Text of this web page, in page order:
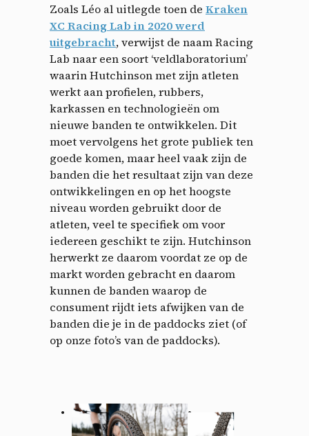
Zoals Léo al uitlegde toen de Kraken
XC Racing Lab in 2020 werd
uitgebracht, verwijst de naam Racing
Lab naar een soort ‘veldlaboratorium’
waarin Hutchinson met zijn atleten
werkt aan profielen, rubbers,
karkassen en technologieën om
nieuwe banden te ontwikkelen. Dit
moet vervolgens het grote publiek ten
goede komen, maar heel vaak zijn de
banden die het resultaat zijn van deze
ontwikkelingen en op het hoogste
niveau worden gebruikt door de
atleten, veel te specifiek om voor
iedereen geschikt te zijn. Hutchinson
herwerkt ze daarom voordat ze op de
markt worden gebracht en daarom
kunnen de banden waarop de
consument rijdt iets afwijken van de
banden die je in de paddocks ziet (of
op onze foto’s van de paddocks).